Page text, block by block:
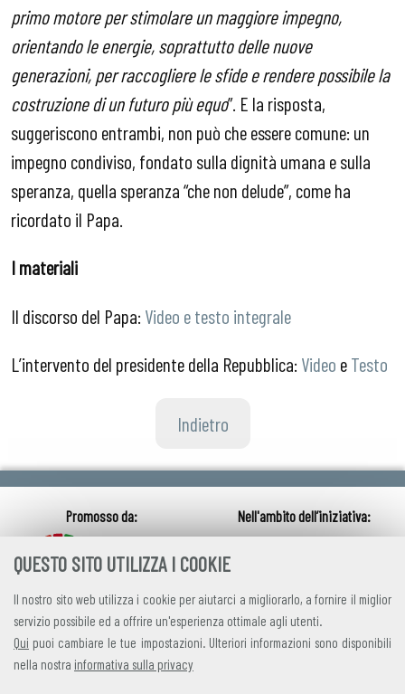
QUESTO SITO UTILIZZA I COOKIE
Il nostro sito web utilizza i cookie per aiutarci a migliorarlo, a fornire il miglior
servizio possibile ed a offrire un'esperienza ottimale agli utenti.
Qui puoi cambiare le tue impostazioni. Ulteriori informazioni sono disponibili
nella nostra informativa sulla privacy
primo motore per stimolare un maggiore impegno,
orientando le energie, soprattutto delle nuove
generazioni, per raccogliere le sfide e rendere possibile la
costruzione di un futuro più equo”. E la risposta,
suggeriscono entrambi, non può che essere comune: un
impegno condiviso, fondato sulla dignità umana e sulla
speranza, quella speranza “che non delude”, come ha
ricordato il Papa.
I materiali
Il discorso del Papa: Video e testo integrale
L’intervento del presidente della Repubblica: Video eTesto
Indietro